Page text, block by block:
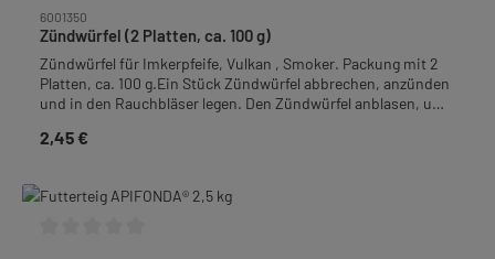
sollte von Ende August bis etwa Mitte/Ende November (je
nach Witterung) verbleiben.Hierbei muss der Varroaschieber
unbedingt auch eingeschoben bleiben, damit das Volk auch
nicht von unten durch die Hornissen gestört werden
kann.Empfohlener zusätzlicher Schutz: Zander Liebig
Mäuseschutzkeil (Artikel-Nr. 6005025)Gewicht: 1,15 kg
6001350
Zündwürfel (2 Platten, ca. 100 g)
Zündwürfel für Imkerpfeife, Vulkan , Smoker. Packung mit 2
Platten, ca. 100 g.Ein Stück Zündwürfel abbrechen, anzünden
und in den Rauchbläser legen. Den Zündwürfel anblasen, um
auffüllen - Made in Germany!
Regulärer Preis:
2,45 €